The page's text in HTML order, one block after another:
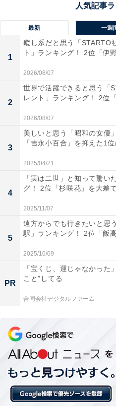
1位：道後温泉（愛媛県）
愛媛県松山市にある「道後
登場する国内最古といわれ
泉」、和歌山県の「白浜温
の1つに数えられます。滑ら
質の温泉は、古くから湯治
子や夏目漱石、正岡子規な
ます。道後温泉のシンボル
「道後ハイカラ通り」を中
が広がります。
回答者からは、「何度も足
しいと感じる温泉地だから
「レトロな建築美と湯情緒
県）、「おじいちゃんと家
思い出のある温泉だから。
でる旅館があり楽しかった
府）、「実際に行ったこと
したため」（30代女性／北
られました。
※回答者からのコメントは原
この記事の筆者：福島 ゆき
アニメや漫画のレビュー、エ
心に、オールジャンルで執筆
取材などのリポート記事も担
最新 一週
1
癒し系だと思う「STARTO
ト」ランキング！ 2位「伊
2026/08/07
2
世界で活躍できると思う「
レント」ランキング！ 2位
2026/08/07
3
美しいと思う「昭和の女優
「吉永小百合」を抑えた1位
2025/04/21
4
「実は二世」と知って驚い
グ！ 2位「杉咲花」を大差
2025/11/07
5
遠方からでも行きたいと思
駅」ランキング！ 2位「飯
2025/10/09
PR
「宝くじ、運じゃなかった
こと”してる
合同会社デジタルファーム